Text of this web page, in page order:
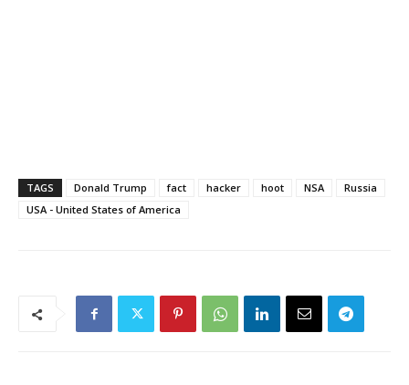
TAGS Donald Trump fact hacker hoot NSA
Russia
USA - United States of America